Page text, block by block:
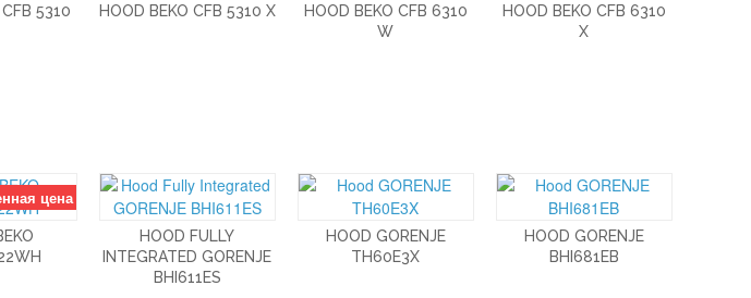
5310
HOOD BEKO CFB 5310 X
HOOD BEKO CFB 6310
W
HOOD BEKO CFB 6310
X
цена
HOOD FULLY
INTEGRATED GORENJE
BHI611ES
HOOD GORENJE
TH60E3X
HOOD GORENJE
BHI681EB